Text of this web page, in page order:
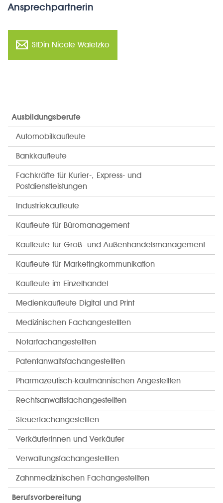
Ansprechpartnerin
StDin Nicole Waletzko
Ausbildungsberufe
Automobilkaufleute
Bankkaufleute
Fachkräfte für Kurier-, Express- und
Postdienstleistungen
Industriekaufleute
Kaufleute für Büromanagement
Kaufleute für Groß- und Außenhandelsmanagement
Kaufleute für Marketingkommunikation
Kaufleute im Einzelhandel
Medienkaufleute Digital und Print
Medizinischen Fachangestellten
Notarfachangestellten
Patentanwaltsfachangestellten
Pharmazeutisch-kaufmännischen Angestellten
Rechtsanwaltsfachangestellten
Steuerfachangestellten
Verkäuferinnen und Verkäufer
Verwaltungsfachangestellten
Zahnmedizinischen Fachangestellten
Berufsvorbereitung